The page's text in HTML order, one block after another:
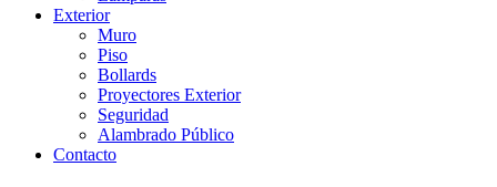
Exterior
Muro
Piso
Bollards
Proyectores Exterior
Seguridad
Alambrado Público
Contacto